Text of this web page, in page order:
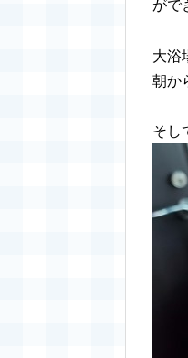
がで
大浴
朝か
そし